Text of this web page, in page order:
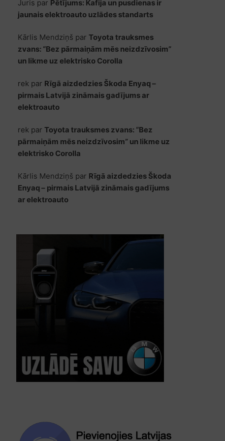
Juris par Pētījums: Kafija un pusdienas ir
jaunais elektroauto uzlādes standarts
Kārlis Mendziņš par Toyota trauksmes
zvans: “Bez pārmaiņām mēs neizdzīvosim”
un likme uz elektrisko Corolla
rekpar Rīgā aizdedzies Škoda Enyaq –
pirmais Latvijā zināmais gadījums ar
elektroauto
rekpar Toyota trauksmes zvans: “Bez
pārmaiņām mēs neizdzīvosim” un likme uz
elektrisko Corolla
Kārlis Mendziņš par Rīgā aizdedzies Škoda
Enyaq – pirmais Latvijā zināmais gadījums
ar elektroauto